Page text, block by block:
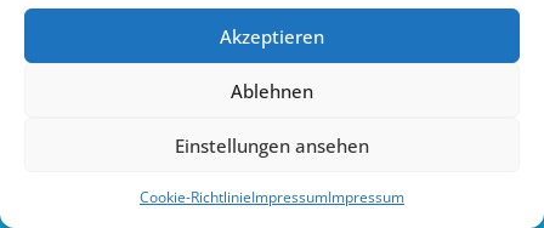
Akzeptieren
Ablehnen
Einstellungen ansehen
Cookie-RichtlinieImpressumImpressum
Personalforschung und -Praxis
anzuwenden."